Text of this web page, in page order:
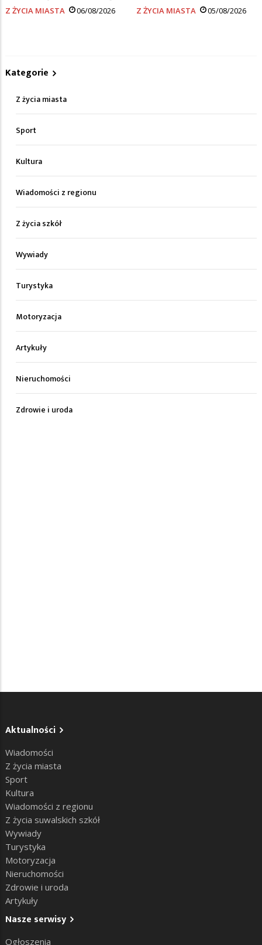
Z ŻYCIA MIASTA 06/08/2026 Z ŻYCIA MIASTA 05/08/2026
Kategorie
Z życia miasta
Sport
Kultura
Wiadomości z regionu
Z życia szkół
Wywiady
Turystyka
Motoryzacja
Artykuły
Nieruchomości
Zdrowie i uroda
Aktualności
Wiadomości
Z życia miasta
Sport
Kultura
Wiadomości z regionu
Z życia suwalskich szkół
Wywiady
Turystyka
Motoryzacja
Nieruchomości
Zdrowie i uroda
Artykuły
Nasze serwisy
Ogłoszenia